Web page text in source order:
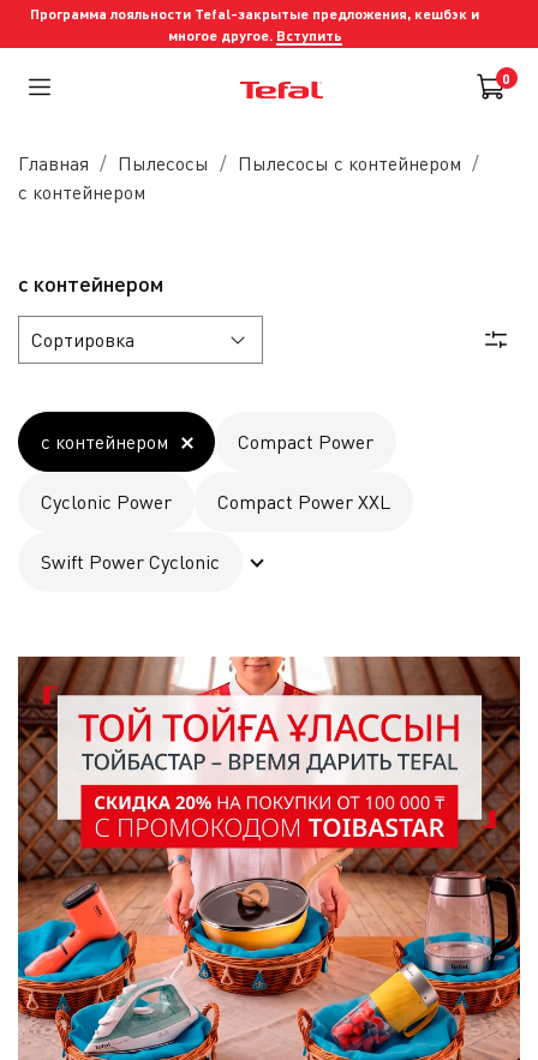
Программа лояльности Tefal-закрытые предложения, кешбэк и
многое другое. Вступить
0
Главная Пылесосы
Пылесосы с контейнером
с контейнером
с контейнером
с контейнером Compact Power
Cyclonic Power Compact Power XXL
Swift Power Cyclonic